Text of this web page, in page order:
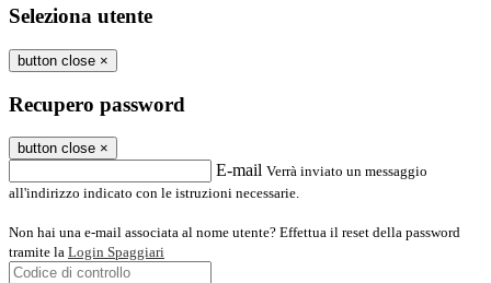
Seleziona utente
button close ×
Recupero password
button close ×
E-mail Verrà inviato un messaggio
all'indirizzo indicato con le istruzioni necessarie.
Non hai una e-mail associata al nome utente? Effettua il reset della password
tramite la Login Spaggiari